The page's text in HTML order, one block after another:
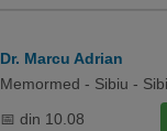
Dr. Marcu Adrian
Memormed - Sibiu -
📅 din 10.08